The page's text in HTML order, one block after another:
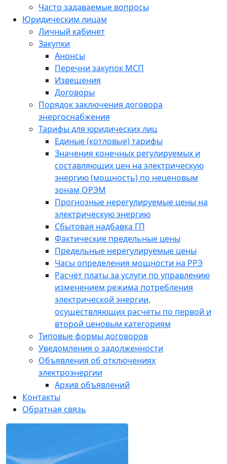
Часто задаваемые вопросы
Юридическим лицам
Личный кабинет
Закупки
Анонсы
Перечни закупок МСП
Извещения
Договоры
Порядок заключения договора
энергоснабжения
Тарифы для юридических лиц
Единые (котловые) тарифы
Значения конечных регулируемых и
составляющих цен на электрическую
энергию (мощность) по неценовым
зонам ОРЭМ
Прогнозные нерегулируемые цены на
электрическую энергию
Сбытовая надбавка ГП
Фактические предельные цены
Предельные нерегулируемые цены
Часы определения мощности на РРЭ
Расчёт платы за услуги по управлению
изменением режима потребления
электрической энергии,
осуществляющих расчеты по первой и
второй ценовым категориям
Типовые формы договоров
Уведомления о задолженности
Объявления об отключениях
электроэнергии
Архив объявлений
Контакты
Обратная связь